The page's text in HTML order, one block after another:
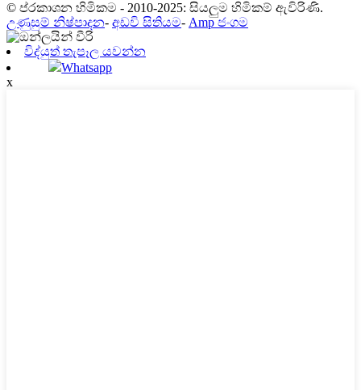
© ප්රකාශන හිමිකම - 2010-2025: සියලුම හිමිකම් ඇවිරිණි.
උණුසුම් නිෂ්පාදන- අඩවි සිතියම- Amp ජංගම
විද්යුත් තැපෑල යවන්න
Whatsapp
x